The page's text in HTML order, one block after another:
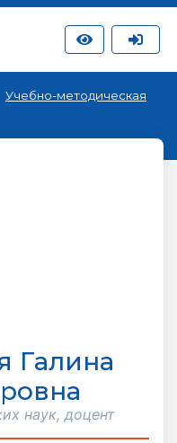
Учебно-методическая
Галина
наук, доцент